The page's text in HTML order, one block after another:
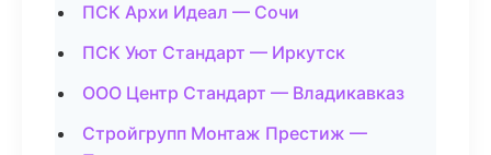
ПСК Архи Идеал — Сочи
ПСК Уют Стандарт — Иркутск
ООО Центр Стандарт — Владикавказ
Стройгрупп Монтаж Престиж —